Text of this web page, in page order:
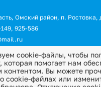
Омский район, п. Ростовка,
, 925-586
сайт Ростовкинского сельского
района Омской
cookie-файлы, чтобы
которая помогает нам
контентом. Вы можете
cookie-файлах или